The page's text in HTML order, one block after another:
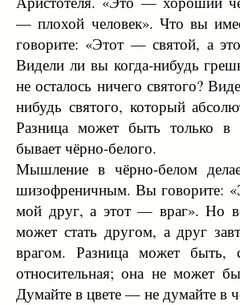
— плохой человек». Что вы
говорите: «Этот — святой, а
Видели ли вы когда-нибудь
не осталось ничего святого?
нибудь святого, который
Разница может быть только в
бывает чёрно-белого.
Мышление в чёрно-белом
шизофреничным. Вы говорите:
мой друг, а этот — враг». Но
может стать другом, а друг
врагом. Разница может быть,
относительная; она не может
Думайте в цвете — не думайте в